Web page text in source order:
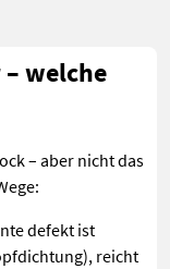
welche
– aber nicht das
defekt ist
reicht